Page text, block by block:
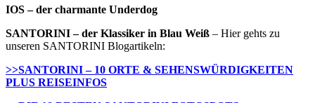
IOS – der charmante Underdog
SANTORINI – der Klassiker in Blau Weiß – Hier gehts zu
unseren SANTORINI Blogartikeln:
>>SANTORINI – 10 ORTE & SEHENSWÜRDIGKEITEN
PLUS REISEINFOS